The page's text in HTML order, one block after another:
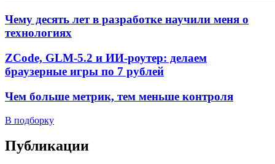
Чему десять лет в разработке научили меня о
технологиях
ZCode, GLM-5.2 и ИИ-роутер: делаем
браузерные игры по 7 рублей
Чем больше метрик, тем меньше контроля
В подборку
Публикации